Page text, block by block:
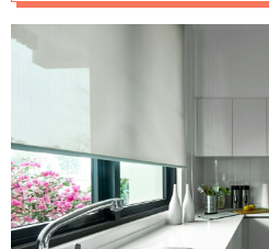
поради для
початківців